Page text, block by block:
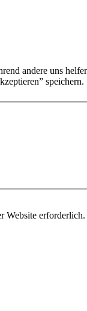
andere uns
speichern.
Website erforderlich.